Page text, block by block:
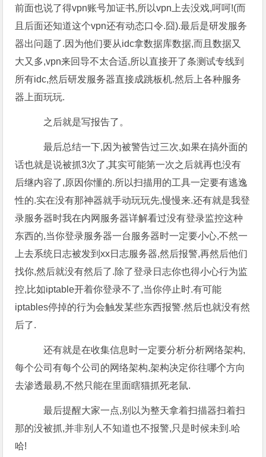
前面也说了得vpn账号加证书,所以vpn上去没戏,呵呵!(而
且后面还知道这个vpn还有动态口令.囧).最后是研发服务
器出问题了.因为他们要从idc拿数据库数据,而且数据又
大又多,vpn来回导不太合适,所以直接开了条测试专线到
所有idc,然后研发服务器直接成跳板机.然后上各种服务
器上面玩玩.
之后就是写报告了。
最后总结一下,因为被警告过三次,如果在搞外面的
话也就是说被抓3次了,其实可能第一次之后就再也没有
后继内容了,原因你懂的.所以扫描用的工具一定要有逃逸
性的.实在没有那神器就手动玩玩先,慢慢来.还有就是我登
录服务器时我在内网服务器详解看过没有登录监控这种
东西的,当你登录服务器一台服务器时一定要小心,不然一
上去系统日志被发到xx日志服务器,然后报警,再然后他们
找你,然后就没有然后了.除了登录日志你也得小心行为监
控,比如iptable开着你登录不了,当你停止时.有可能
iptables停掉的行为会触发某些东西报警.然后也就没有然
后了.
还有就是在收集信息时一定要分析分析网络架构,
每个公司有每个公司的网络架构,架构决定你往哪个方向
去渗透最易,不然只能在里面瞎猫抓死老鼠.
最后提醒大家一点,别以为整天拿着扫描器扫着扫
那的没被抓,并非别人不知道也不报警,只是时候未到.哈
哈!